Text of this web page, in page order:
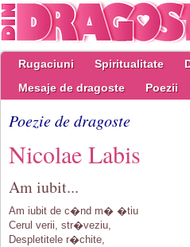
Rugaciuni Spiritualitate
Mesaje de dragoste
Poezii
Poezie de dragoste
Nicolae Labis
Am iubit...
Am iubit de c�nd m� �tiu
Cerul verii, str�veziu,
Despletitele r�chite,